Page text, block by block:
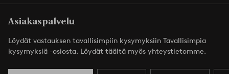
Asiakaspalvelu
Löydät vastauksen tavallisimpiin kysymyksiin Tavallisimpia
kysymyksiä -osiosta. Löydät täältä myös yhteystietomme.